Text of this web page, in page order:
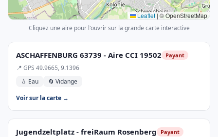
ASCHAFFENBURG 63739 - Aire CCI 19502 Payant
📍 GPS 49.9665, 9.1396
💧 Eau
🔄 Vidange
Voir sur la carte →
Jugendzeltplatz - freiRaum Rosenberg Payant
Leaflet |© OpenStreetMap
Cliquez une aire pour l'ouvrir sur la grande carte interactive